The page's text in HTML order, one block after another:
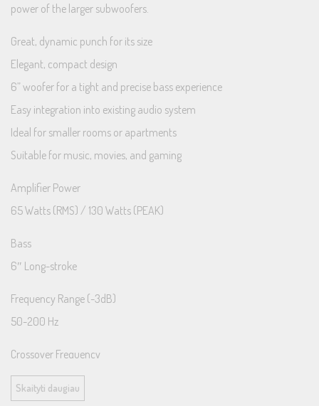
power of the larger subwoofers.
Great, dynamic punch for its size
Elegant, compact design
6” woofer for a tight and precise bass experience
Easy integration into existing audio system
Ideal for smaller rooms or apartments
Suitable for music, movies, and gaming
Amplifier Power
65 Watts (RMS) / 130 Watts (PEAK)
Bass
6″ Long-stroke
Frequency Range (-3dB)
50-200 Hz
Crossover Frequency
40-120 Hz
Skaityti daugiau